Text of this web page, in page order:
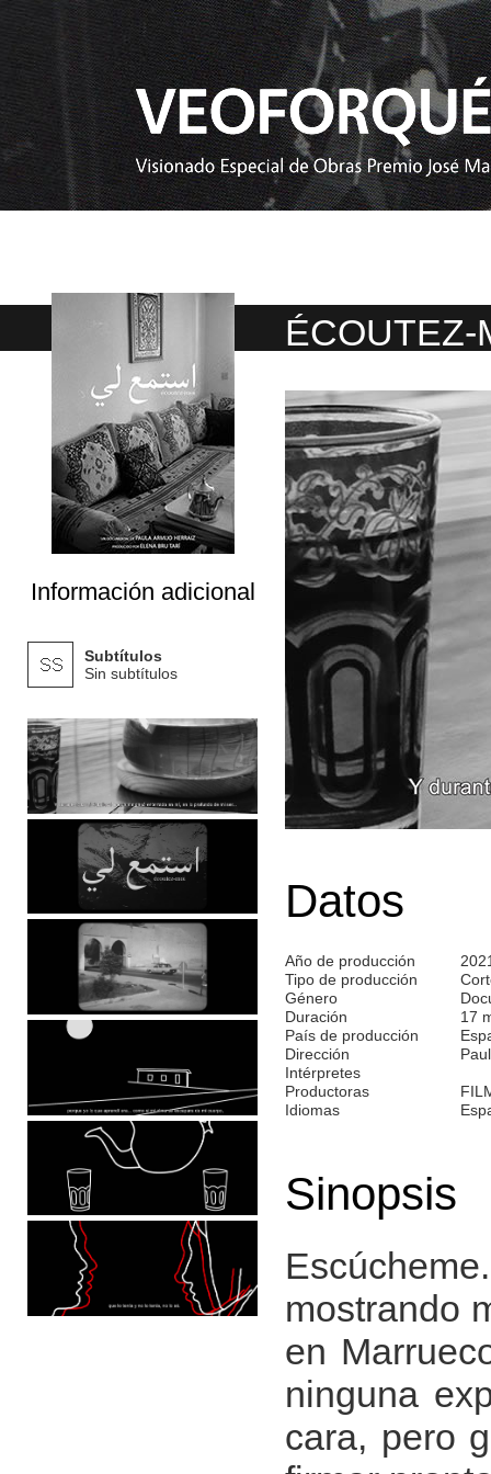
Información adicional
Subtítulos
Sin subtítulos
ÉCOUTEZ-
Datos
Año de producción
Tipo de producción
Género
Duración
17
País de producción
Dirección
Intérpretes
Productoras
Idiomas
Sinopsis
mostrando
en
ninguna
cara, pero